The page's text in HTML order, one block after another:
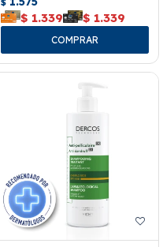
$ 1.339 $ 1.339